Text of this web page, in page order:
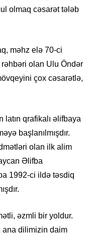
olmaq cəsarət tələb
məhz elə 70-ci
rəhbəri olan Ulu Öndər
çox cəsarətlə,
latın qrafikalı əlifbaya
başlanılmışdır.
olan ilk alim
Əlifba
1992-ci ildə təsdiq
əzmli bir yoldur.
ana dilimizin daim